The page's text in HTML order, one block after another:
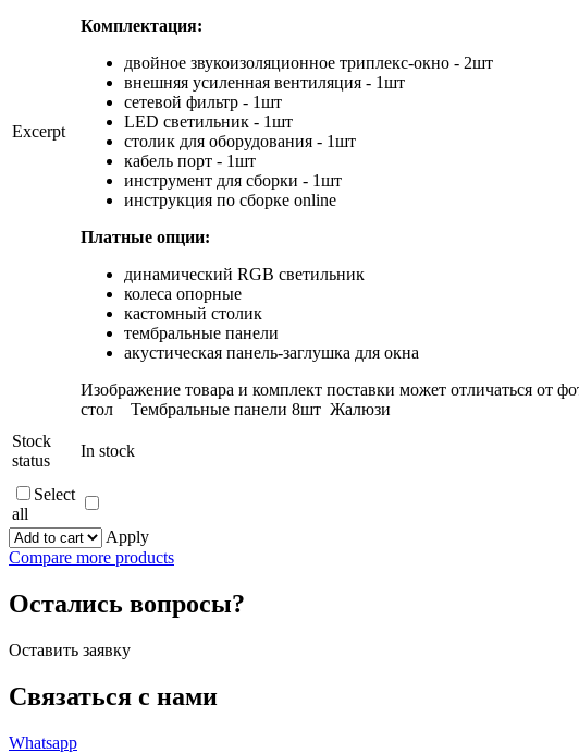
Excerpt
Комплектация:
двойное звукоизоляционное триплекс-окно - 2шт
внешняя усиленная вентиляция - 1шт
сетевой фильтр - 1шт
LED светильник - 1шт
столик для оборудования - 1шт
кабель порт - 1шт
инструмент для сборки - 1шт
инструкция по сборке online
Платные опции:
динамический RGB светильник
колеса опорные
кастомный столик
тембральные панели
акустическая панель-заглушка для окна
Изображение товара и комплект поставки может отличаться
стол
Тембральные панели 8шт Жалюзи
Stock
status
In stock
Select
all
Apply
Compare more products
Остались вопросы?
Оставить заявку
Связаться с нами
Whatsapp